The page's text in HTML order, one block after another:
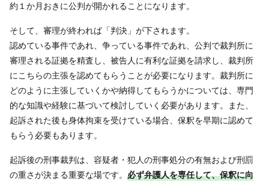
約１か月おきに公判が開かれることになります。
そして、審理が終われば「判決」が下されます。
認めている事件であれ、争っている事件であれ、公判で裁判所に
審理される証拠を精査し、被告人に有利な証拠を請求し、裁判所
にこちらの主張を認めてもらうことが必要になります。裁判所に
どのように主張していくかや納得してもらうかについては、専門
的な知識や経験に基づいて検討していく必要があります。また、
起訴された後も身体拘束を受けている場合、保釈を早期に認めて
もらう必要もあります。
起訴後の刑事裁判は、容疑者・犯人の刑事処分の有無および刑罰
の重さが決まる重要な場です。 必ず弁護人を専任して、保釈に向